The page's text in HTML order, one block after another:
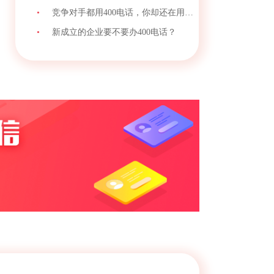
• 竞争对手都用400电话，你却还在用手机号接客？
• 新成立的企业要不要办400电话？